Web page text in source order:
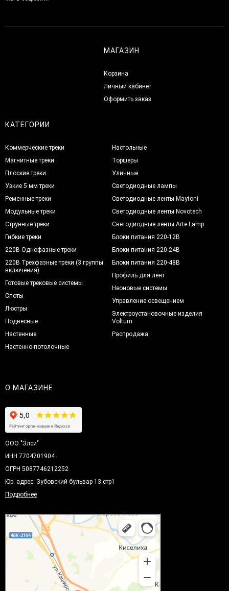
МАГАЗИН
Корзина
Личный кабинет
Оформить заказ
КАТЕГОРИИ
Коммерческие треки
Магнитные треки
Плоские треки
Узкие 5 мм треки
Ременные треки
Модульные треки
Струнные треки
Гибкие треки
220В Однофазные треки
220В Трехфазные треки (3 группы
включения)
Готовые трековые системы
Споты
Люстры
Подвесные
Настенные
Настенно-потолочные
Настольные
Торшеры
Уличные
Светодиодные лампы
Светодиодные ленты Maytoni
Светодиодные ленты Novotech
Светодиодные ленты Arte Lamp
Блоки питания 220-12В
Блоки питания 220-24В
Блоки питания 220-48В
Профиль для лент
Неоновые системы
Управление освещением
Электроустановочные изделия
Voltum
Распродажа
О МАГАЗИНЕ
ООО "Элси"
ИНН 7704701904
ОГРН 5087746212252
Юр. адрес: Зубовский бульвар 13 стр1
Подробнее